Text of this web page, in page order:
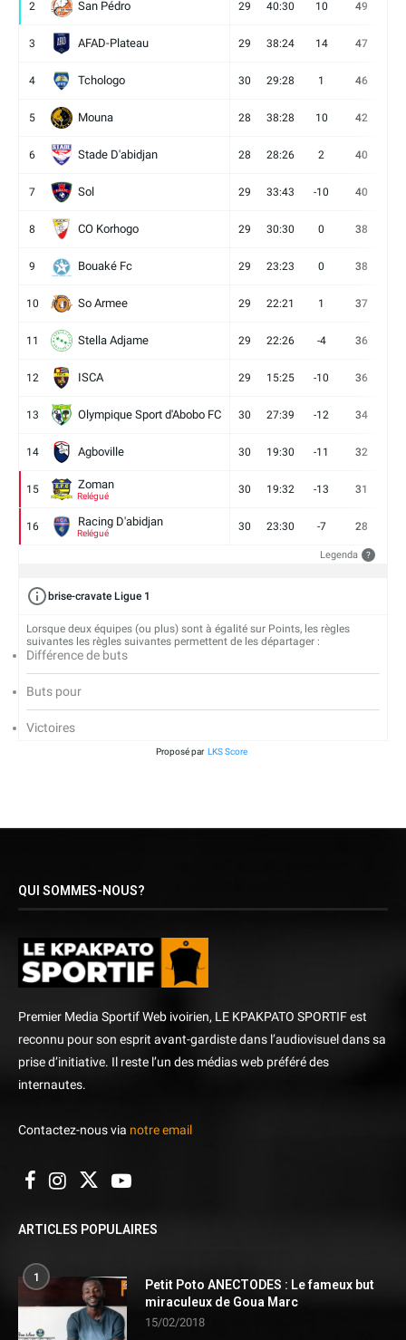
2 San Pédro 29 40:30 10 49
3 AFAD-Plateau 29 38:24 14 47
4 Tchologo 30 29:28 1 46
5 Mouna 28 38:28 10 42
6 Stade D'abidjan 28 28:26 2 40
7 Sol 29 33:43 -10 40
8 CO Korhogo 29 30:30 0 38
9 Bouaké Fc 29 23:23 0 38
10 So Armee 29 22:21 1 37
11 Stella Adjame 29 22:26 -4 36
12 ISCA 29 15:25 -10 36
13 Olympique Sport d'Abobo FC 30 27:39 -12 34
14 Agboville 30 19:30 -11 32
15 Zoman
Relégué
30 19:32 -13 31
16 Racing D'abidjan
Relégué
30 23:30 -7 28
Legenda ?
brise-cravate Ligue 1
Lorsque deux équipes (ou plus) sont à égalité sur Points, les règles
suivantes les règles suivantes permettent de les départager :
Différence de buts
Buts pour
Victoires
Proposé par LKS Score
QUI SOMMES-NOUS?
Premier Media Sportif Web ivoirien, LE KPAKPATO SPORTIF est
reconnu pour son esprit avant-gardiste dans l’audiovisuel dans sa
prise d’initiative. Il reste l’un des médias web préféré des
internautes.
Contactez-nous via notre email
ARTICLES POPULAIRES
1
Petit Poto ANECTODES : Le fameux but
miraculeux de Goua Marc
15/02/2018